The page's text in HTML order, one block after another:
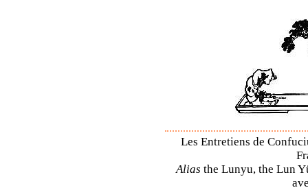
Les Entretiens de
Alias the Lunyu, the Lun